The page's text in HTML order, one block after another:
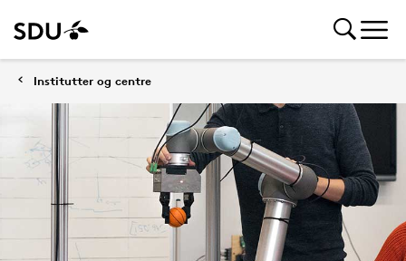
Institutter og centre